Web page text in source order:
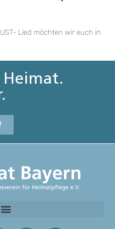
Lied möchten wir euch in